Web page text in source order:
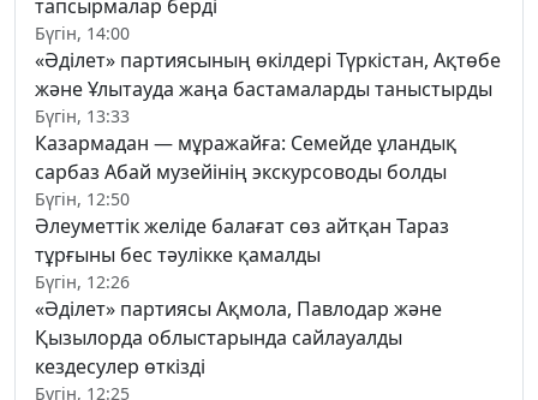
тапсырмалар берді
Бүгін, 14:00
«Әділет» партиясының өкілдері Түркістан, Ақтөбе
және Ұлытауда жаңа бастамаларды таныстырды
Бүгін, 13:33
Казармадан — мұражайға: Семейде ұландық
сарбаз Абай музейінің экскурсоводы болды
Бүгін, 12:50
Әлеуметтік желіде балағат сөз айтқан Тараз
тұрғыны бес тәулікке қамалды
Бүгін, 12:26
«Әділет» партиясы Ақмола, Павлодар және
Қызылорда облыстарында сайлауалды
кездесулер өткізді
Бүгін, 12:25